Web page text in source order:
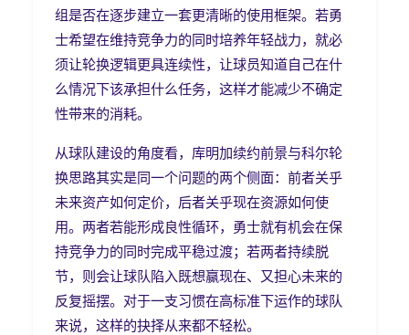
组是否在逐步建立一套更清晰的使用框架。若勇
士希望在维持竞争力的同时培养年轻战力，就必
须让轮换逻辑更具连续性，让球员知道自己在什
么情况下该承担什么任务，这样才能减少不确定
性带来的消耗。
从球队建设的角度看，库明加续约前景与科尔轮
换思路其实是同一个问题的两个侧面：前者关乎
未来资产如何定价，后者关乎现在资源如何使
用。两者若能形成良性循环，勇士就有机会在保
持竞争力的同时完成平稳过渡；若两者持续脱
节，则会让球队陷入既想赢现在、又担心未来的
反复摇摆。对于一支习惯在高标准下运作的球队
来说，这样的抉择从来都不轻松。